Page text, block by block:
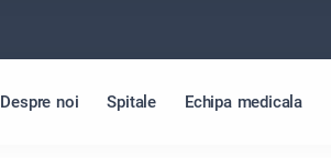
Despre noi Spitale Echipa medicala